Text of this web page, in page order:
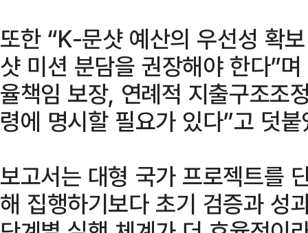
또한 “K-문샷 예산의 우선성 확
샷 미션 분담을 권장해야 한다”
율책임 보장, 연례적 지출구조조
령에 명시할 필요가 있다”고 덧
보고서는 대형 국가 프로젝트를
해 집행하기보다 초기 검증과 성